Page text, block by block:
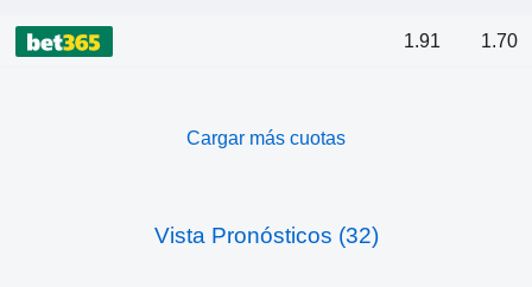
1.91 1.70
Cargar más cuotas
Vista Pronósticos (32)